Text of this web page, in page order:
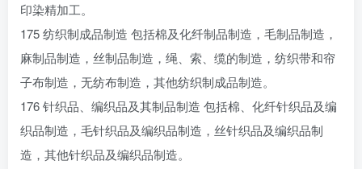
印染精加工。
175 纺织制成品制造 包括棉及化纤制品制造，毛制品制造，
麻制品制造，丝制品制造，绳、索、缆的制造，纺织带和帘
子布制造，无纺布制造，其他纺织制成品制造。
176 针织品、编织品及其制品制造 包括棉、化纤针织品及编
织品制造，毛针织品及编织品制造，丝针织品及编织品制
造，其他针织品及编织品制造。